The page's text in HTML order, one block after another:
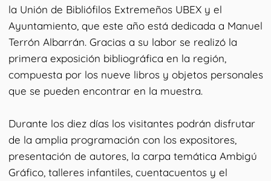
la Unión de Bibliófilos Extremeños UBEX y el
Ayuntamiento, que este año está dedicada a Manuel
Terrón Albarrán. Gracias a su labor se realizó la
primera exposición bibliográfica en la región,
compuesta por los nueve libros y objetos personales
que se pueden encontrar en la muestra.
Durante los diez días los visitantes podrán disfrutar
de la amplia programación con los expositores,
presentación de autores, la carpa temática Ambigú
Gráfico, talleres infantiles, cuentacuentos y el